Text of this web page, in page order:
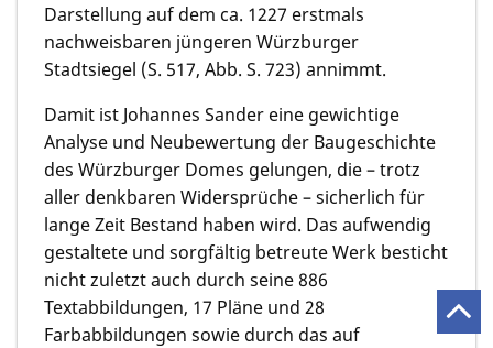
Darstellung auf dem ca. 1227 erstmals
nachweisbaren jüngeren Würzburger
Stadtsiegel (S. 517, Abb. S. 723) annimmt.
Damit ist Johannes Sander eine gewichtige
Analyse und Neubewertung der Baugeschichte
des Würzburger Domes gelungen, die – trotz
aller denkbaren Widersprüche – sicherlich für
lange Zeit Bestand haben wird. Das aufwendig
gestaltete und sorgfältig betreute Werk besticht
nicht zuletzt auch durch seine 886
Textabbildungen, 17 Pläne und 28
Farbabbildungen sowie durch das auf